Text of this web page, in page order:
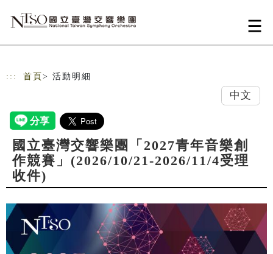
::: 首頁 > 活動明細
中文
國立臺灣交響樂團「2027青年音樂創
作競賽」(2026/10/21-2026/11/4受理
收件)